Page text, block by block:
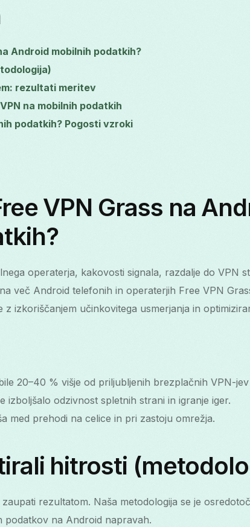
Android mobilnih podatkih?
rezultati meritev
na mobilnih podatkih
podatkih? Pogosti vzroki
VPN Grass na
operaterja, kakovosti signala, razdalje do VPN
več Android telefonih in operaterjih Free VPN
izkoriščanjem učinkovitega usmerjanja in
20–40 % višje od priljubljenih brezplačnih VPN-
izboljšalo odzivnost spletnih strani in igranje iger.
med prehodi na celice in pri zastoju omrežja.
hitrosti
rezultatom. Naša metodologija se je
podatkov na Android napravah.